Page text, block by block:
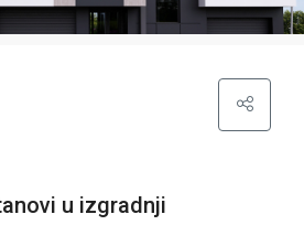
u izgradnji